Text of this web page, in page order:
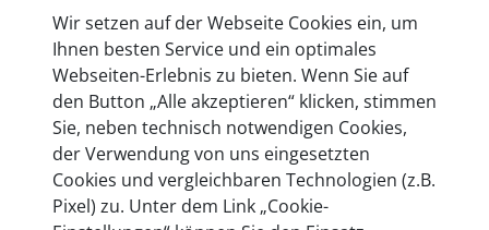
In den Kfz-Diagnosegeräten von autoaid stecken
mehr als 10 Jahre Erfahrung, und auch in Zukunft
entwickeln wir unsere Produkte am Standort in
Berlin laufend weiter. Auf diese Qualität vertrauen
heute mehr als 60.000 Privatkunden und
Unternehmen.
Wir setzen auf der Webseite Cookies ein, um
Ihnen besten Service und ein optimales
Webseiten-Erlebnis zu bieten. Wenn Sie auf
den Button „Alle akzeptieren“ klicken, stimmen
Sie, neben technisch notwendigen Cookies,
der Verwendung von uns eingesetzten
Cookies und vergleichbaren Technologien (z.B.
Pixel) zu. Unter dem Link „Cookie-